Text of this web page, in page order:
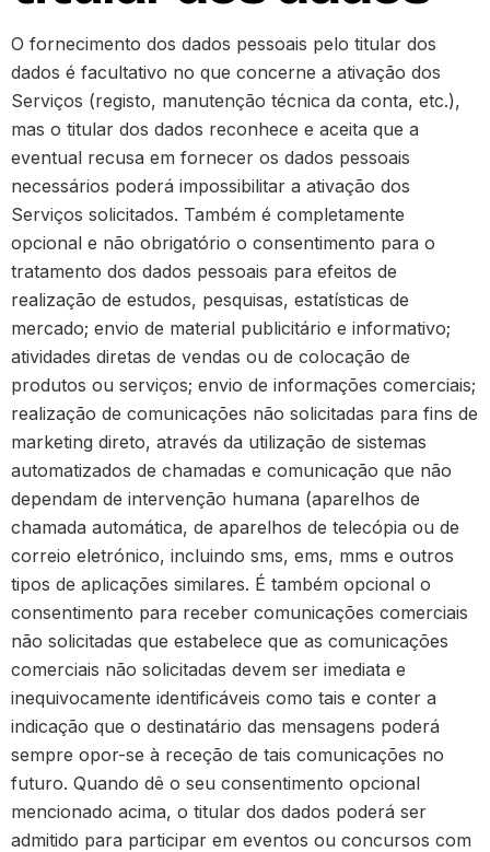
O fornecimento dos dados pessoais pelo titular dos
dados é facultativo no que concerne a ativação dos
Serviços (registo, manutenção técnica da conta, etc.),
mas o titular dos dados reconhece e aceita que a
eventual recusa em fornecer os dados pessoais
necessários poderá impossibilitar a ativação dos
Serviços solicitados. Também é completamente
opcional e não obrigatório o consentimento para o
tratamento dos dados pessoais para efeitos de
realização de estudos, pesquisas, estatísticas de
mercado; envio de material publicitário e informativo;
atividades diretas de vendas ou de colocação de
produtos ou serviços; envio de informações comerciais;
realização de comunicações não solicitadas para fins de
marketing direto, através da utilização de sistemas
automatizados de chamadas e comunicação que não
dependam de intervenção humana (aparelhos de
chamada automática, de aparelhos de telecópia ou de
correio eletrónico, incluindo sms, ems, mms e outros
tipos de aplicações similares. É também opcional o
consentimento para receber comunicações comerciais
não solicitadas que estabelece que as comunicações
comerciais não solicitadas devem ser imediata e
inequivocamente identificáveis como tais e conter a
indicação que o destinatário das mensagens poderá
sempre opor-se à receção de tais comunicações no
futuro. Quando dê o seu consentimento opcional
mencionado acima, o titular dos dados poderá ser
admitido para participar em eventos ou concursos com